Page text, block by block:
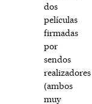
dos
películas
firmadas
por
sendos
realizadores
(ambos
muy